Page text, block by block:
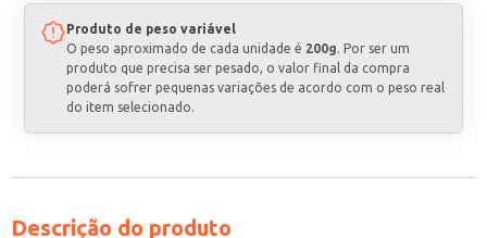
Produto de peso variável
O peso aproximado de cada unidade é 200g. Por ser um
produto que precisa ser pesado, o valor final da compra
poderá sofrer pequenas variações de acordo com o peso real
do item selecionado.
Descrição do produto